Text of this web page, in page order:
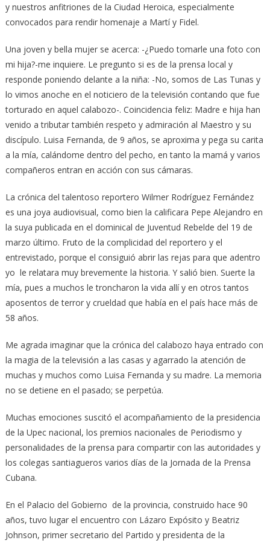
y nuestros anfitriones de la Ciudad Heroica, especialmente
convocados para rendir homenaje a Martí y Fidel.
Una joven y bella mujer se acerca: -¿Puedo tomarle una foto con
mi hija?-me inquiere. Le pregunto si es de la prensa local y
responde poniendo delante a la niña: -No, somos de Las Tunas y
lo vimos anoche en el noticiero de la televisión contando que fue
torturado en aquel calabozo-. Coincidencia feliz: Madre e hija han
venido a tributar también respeto y admiración al Maestro y su
discípulo. Luisa Fernanda, de 9 años, se aproxima y pega su carita
a la mía, calándome dentro del pecho, en tanto la mamá y varios
compañeros entran en acción con sus cámaras.
La crónica del talentoso reportero Wilmer Rodríguez Fernández
es una joya audiovisual, como bien la calificara Pepe Alejandro en
la suya publicada en el dominical de Juventud Rebelde del 19 de
marzo último. Fruto de la complicidad del reportero y el
entrevistado, porque el consiguió abrir las rejas para que adentro
yo le relatara muy brevemente la historia. Y salió bien. Suerte la
mía, pues a muchos le troncharon la vida allí y en otros tantos
aposentos de terror y crueldad que había en el país hace más de
58 años.
Me agrada imaginar que la crónica del calabozo haya entrado con
la magia de la televisión a las casas y agarrado la atención de
muchas y muchos como Luisa Fernanda y su madre. La memoria
no se detiene en el pasado; se perpetúa.
Muchas emociones suscitó el acompañamiento de la presidencia
de la Upec nacional, los premios nacionales de Periodismo y
personalidades de la prensa para compartir con las autoridades y
los colegas santiagueros varios días de la Jornada de la Prensa
Cubana.
En el Palacio del Gobierno de la provincia, construido hace 90
años, tuvo lugar el encuentro con Lázaro Expósito y Beatriz
Johnson, primer secretario del Partido y presidenta de la